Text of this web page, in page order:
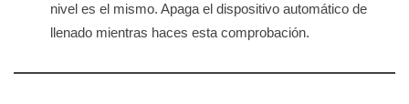
nivel es el mismo. Apaga el dispositivo automático de
llenado mientras haces esta comprobación.